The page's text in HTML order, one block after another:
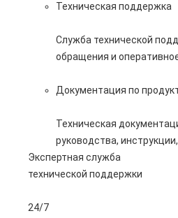
Техническая поддержка
Служба технической
обращения и
Документация по
Техническая
руководства,
Экспертная служба
технической поддержки
24/7